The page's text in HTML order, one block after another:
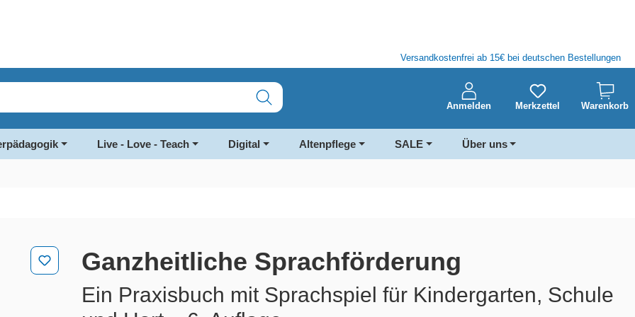
Versandkostenfrei ab 15€ bei deutschen Bestellungen
Anmelden Merkzettel Warenkorb
Live - Love - Teach Digital Altenpflege SALE Über uns
Ganzheitliche Sprachförderung
Ein Praxisbuch mit Sprachspiel für Kindergarten, Schule